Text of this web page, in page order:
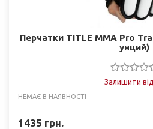
Перчатки TITLE MMA Pro
унций)
Залишити
НЕМАЄ В НАЯВНОСТІ
1435 грн.